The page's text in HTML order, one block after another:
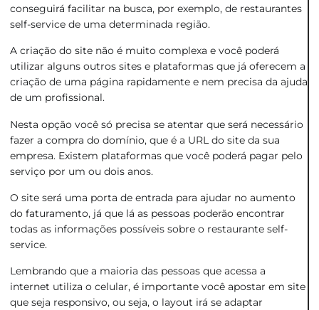
conseguirá facilitar na busca, por exemplo, de restaurantes
self-service de uma determinada região.
A criação do site não é muito complexa e você poderá
utilizar alguns outros sites e plataformas que já oferecem a
criação de uma página rapidamente e nem precisa da ajuda
de um profissional.
Nesta opção você só precisa se atentar que será necessário
fazer a compra do domínio, que é a URL do site da sua
empresa. Existem plataformas que você poderá pagar pelo
serviço por um ou dois anos.
O site será uma porta de entrada para ajudar no aumento
do faturamento, já que lá as pessoas poderão encontrar
todas as informações possíveis sobre o restaurante self-
service.
Lembrando que a maioria das pessoas que acessa a
internet utiliza o celular, é importante você apostar em site
que seja responsivo, ou seja, o layout irá se adaptar